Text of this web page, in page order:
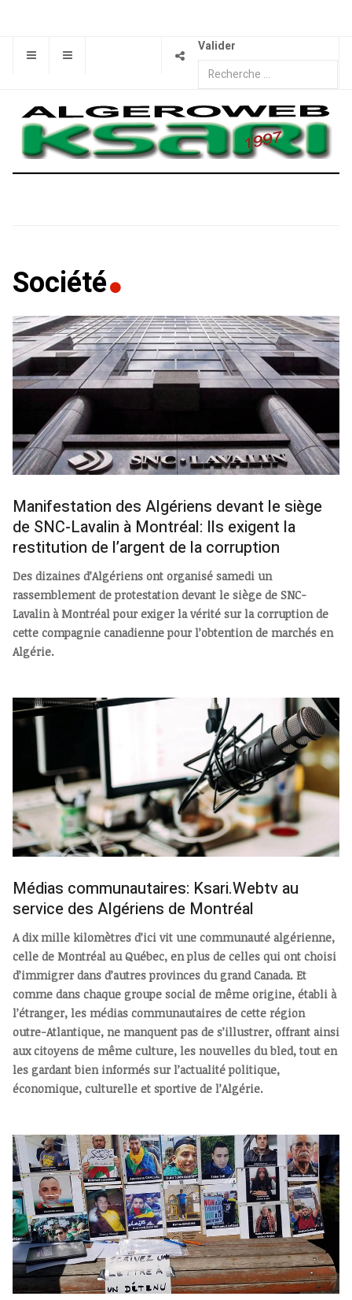
Valider
Société
Manifestation des Algériens devant le siège
de SNC-Lavalin à Montréal: Ils exigent la
restitution de l’argent de la corruption
Des dizaines d’Algériens ont organisé samedi un
rassemblement de protestation devant le siège de SNC-
Lavalin à Montréal pour exiger la vérité sur la corruption de
cette compagnie canadienne pour l’obtention de marchés en
Algérie.
Médias communautaires: Ksari.Webtv au
service des Algériens de Montréal
A dix mille kilomètres d’ici vit une communauté algérienne,
celle de Montréal au Québec, en plus de celles qui ont choisi
d’immigrer dans d’autres provinces du grand Canada. Et
comme dans chaque groupe social de même origine, établi à
l’étranger, les médias communautaires de cette région
outre-Atlantique, ne manquent pas de s’illustrer, offrant ainsi
aux citoyens de même culture, les nouvelles du bled, tout en
les gardant bien informés sur l’actualité politique,
économique, culturelle et sportive de l’Algérie.